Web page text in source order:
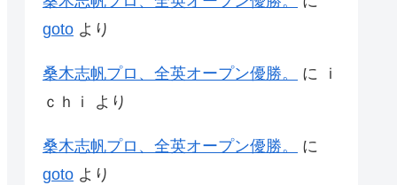
goto より
桑木志帆プロ、全英オープン優勝。 に
ｉ
ｃｈｉ
より
桑木志帆プロ、全英オープン優勝。
に
goto より